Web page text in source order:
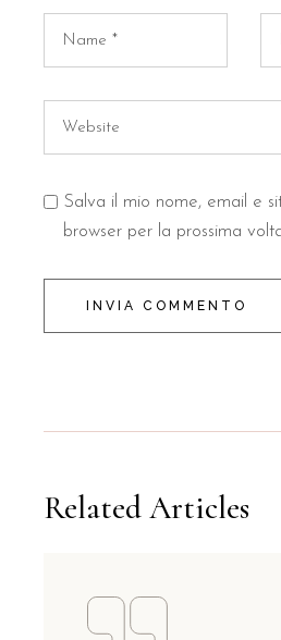
Salva il mio nome, email e
browser per la prossima
INVIA COMMENTO
Related Articles